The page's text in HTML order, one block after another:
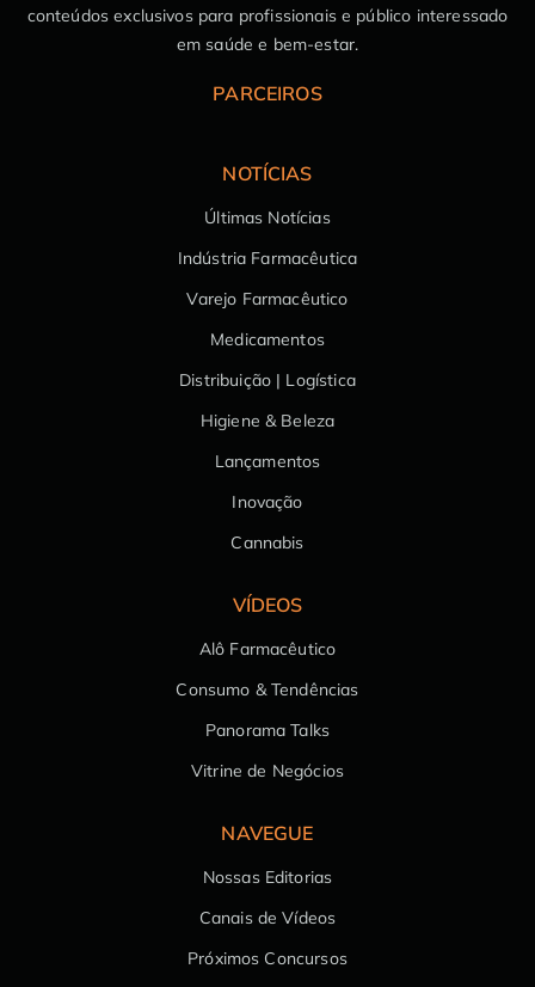
conteúdos exclusivos para profissionais e público interessado
em saúde e bem-estar.
PARCEIROS
NOTÍCIAS
Últimas Notícias
Indústria Farmacêutica
Varejo Farmacêutico
Medicamentos
Distribuição | Logística
Higiene & Beleza
Lançamentos
Inovação
Cannabis
VÍDEOS
Alô Farmacêutico
Consumo & Tendências
Panorama Talks
Vitrine de Negócios
NAVEGUE
Nossas Editorias
Canais de Vídeos
Próximos Concursos